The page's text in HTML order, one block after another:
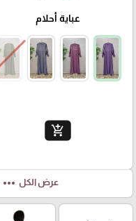
عباية أحلام
add_shopping_cart
عرض الكل more_horiz